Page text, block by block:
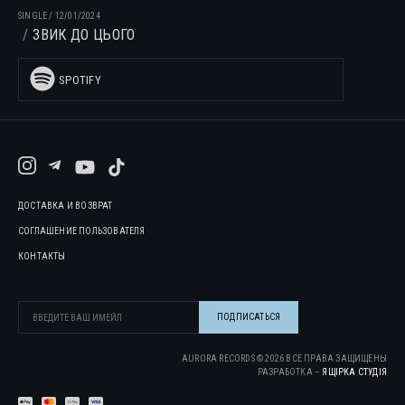
SINGLE/ 12/01/2024
ЗВИК ДО ЦЬОГО
SPOTIFY
ДОСТАВКА И ВОЗВРАТ
СОГЛАШЕНИЕ ПОЛЬЗОВАТЕЛЯ
КОНТАКТЫ
AURORA RECORDS ©2026 ВСЕ ПРАВА ЗАЩИЩЕНЫ
РАЗРАБОТКА – ЯЩІРКА CТУДІЯ